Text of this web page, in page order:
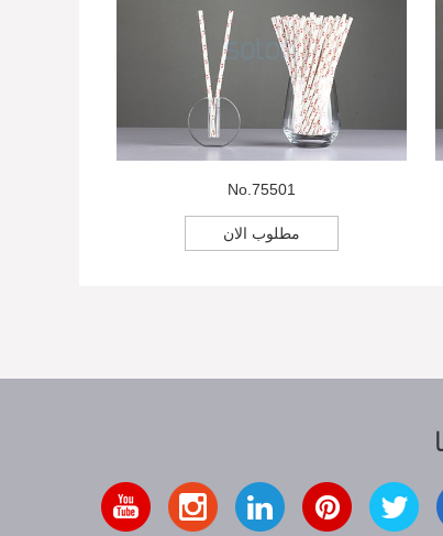
No.75501
مطلوب الان